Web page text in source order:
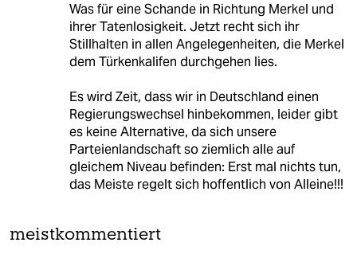
Was für eine Schande in Richtung Merkel und
ihrer Tatenlosigkeit. Jetzt recht sich ihr
Stillhalten in allen Angelegenheiten, die Merkel
dem Türkenkalifen durchgehen lies.
Es wird Zeit, dass wir in Deutschland einen
Regierungswechsel hinbekommen, leider gibt
es keine Alternative, da sich unsere
Parteienlandschaft so ziemlich alle auf
gleichem Niveau befinden: Erst mal nichts tun,
das Meiste regelt sich hoffentlich von Alleine!!!
meistkommentiert